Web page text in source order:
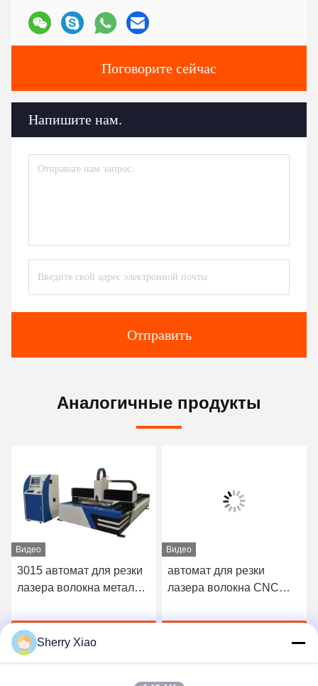
Поговорите сейчас
Напишите нам.
Отправить
Аналогичные продукты
Видео
3015 автомат для резки
лазера волокна металла
3000W для
нержавеющей стали
Лучшая цена
Видео
автомат для резки
лазера волокна CNC
алюминия меди утюга
Sherry Xiao